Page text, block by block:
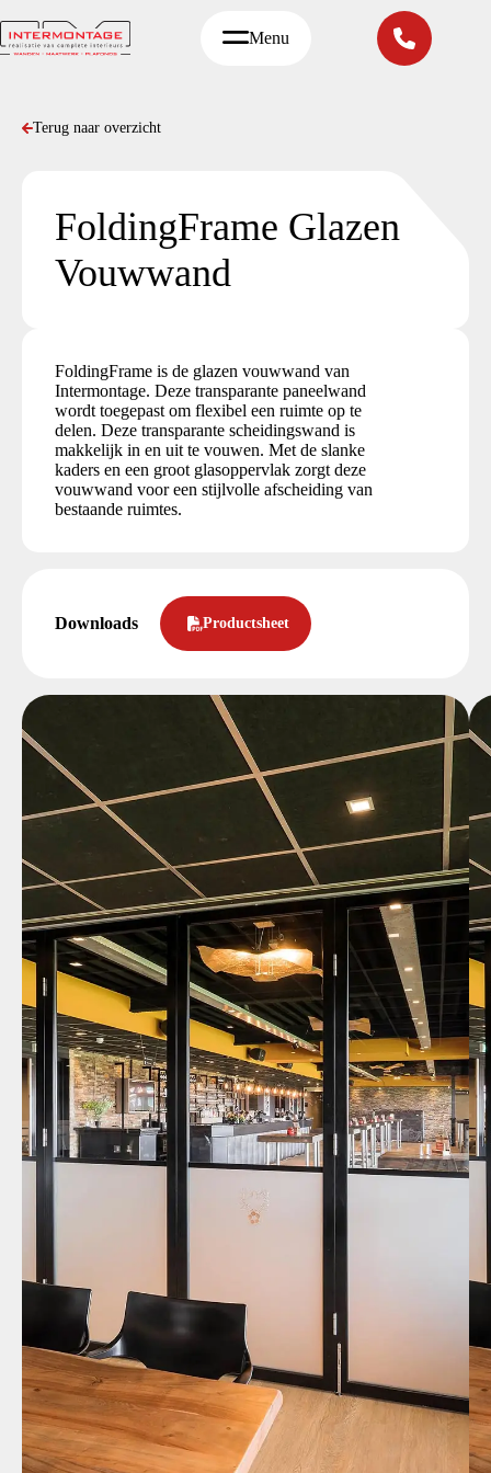
naar
de
Menu
Terug naar overzicht
FoldingFrame Glazen
Vouwwand
FoldingFrame is de glazen vouwwand van
Intermontage. Deze transparante paneelwand
wordt toegepast om flexibel een ruimte op te
delen. Deze transparante scheidingswand is
makkelijk in en uit te vouwen. Met de slanke
kaders en een groot glasoppervlak zorgt deze
vouwwand voor een stijlvolle afscheiding van
bestaande ruimtes.
Downloads Productsheet